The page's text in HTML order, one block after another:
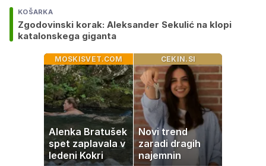
KOŠARKA
Zgodovinski korak: Aleksander Sekulić na klopi
katalonskega giganta
MOSKISVET.COM
Alenka Bratušek
spet zaplavala v
ledeni Kokri
CEKIN.SI
Novi trend
zaradi dragih
najemnin